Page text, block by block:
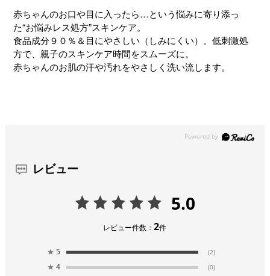
赤ちゃんのお口や目に入ったら…という悩みに寄り添っ
た“お悩みレス処方”スキンケア。
食品成分９０％＆目にやさしい（しみにくい）。低刺激処
方で、親子のスキンケア時間をスムーズに。
赤ちゃんのお肌の汗や汚れをやさしく洗い流します。
レビュー
5.0
レビュー件数：2件
★ 5 (2)
★ 4 (0)